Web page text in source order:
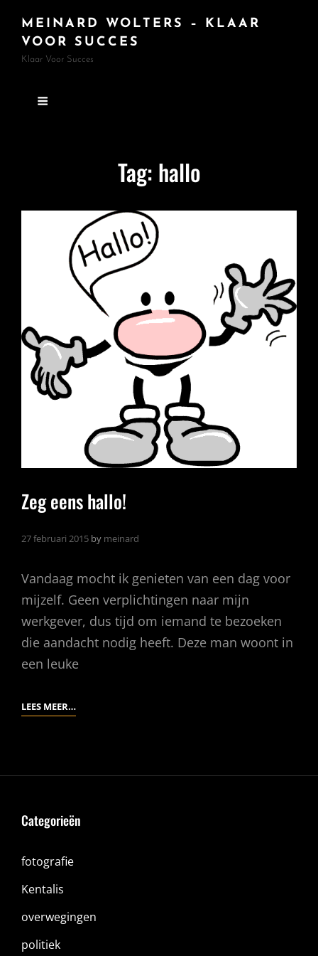
MEINARD WOLTERS – KLAAR
VOOR SUCCES
Klaar Voor Succes
Tag: hallo
Zeg eens hallo!
27 februari 2015 by meinard
Vandaag mocht ik genieten van een dag voor
mijzelf. Geen verplichtingen naar mijn
werkgever, dus tijd om iemand te bezoeken
die aandacht nodig heeft. Deze man woont in
een leuke
LEES MEER…ZEG
Categorieën
fotografie
Kentalis
overwegingen
politiek